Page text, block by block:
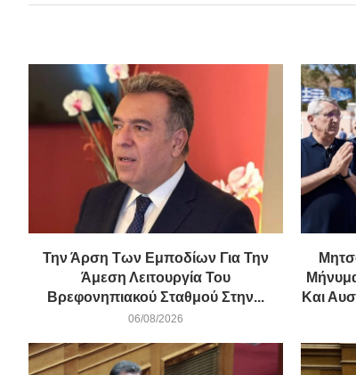
Την Άρση Των Εμποδίων Για Την
Άμεση Λειτουργία Του
Βρεφονηπιακού Σταθμού Στην...
06/08/2026
Και